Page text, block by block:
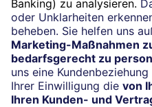
Vertrag widerrufen